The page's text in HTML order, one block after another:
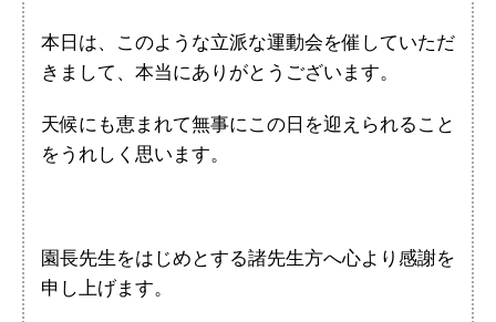
本日は、このような立派な運動会を催していただ
きまして、本当にありがとうございます。
天候にも恵まれて無事にこの日を迎えられること
をうれしく思います。
園長先生をはじめとする諸先生方へ心より感謝を
申し上げます。